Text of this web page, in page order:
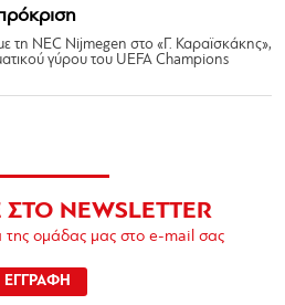
τη NEC Nijmegen στο «Γ. Καραϊσκάκης»,
γύρου του UEFA Champions
NEWSLETTER
της ομάδας μας στο e-mail σας
ΕΓΓΡΑΦΗ